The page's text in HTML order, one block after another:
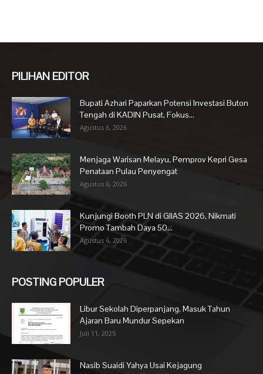
PILIHAN EDITOR
Bupati Azhari Paparkan Potensi Investasi Buton
Tengah di KADIN Pusat, Fokus...
Agustus 6, 2026
Menjaga Warisan Melayu, Pemprov Kepri Gesa
Penataan Pulau Penyengat
Agustus 6, 2026
Kunjungi Booth PLN di GIIAS 2026, Nikmati
Promo Tambah Daya 50...
Agustus 6, 2026
POSTING POPULER
Libur Sekolah Diperpanjang, Masuk Tahun
Ajaran Baru Mundur Sepekan
Juli 11, 2025
Nasib Suaidi Yahya Usai Kejagung